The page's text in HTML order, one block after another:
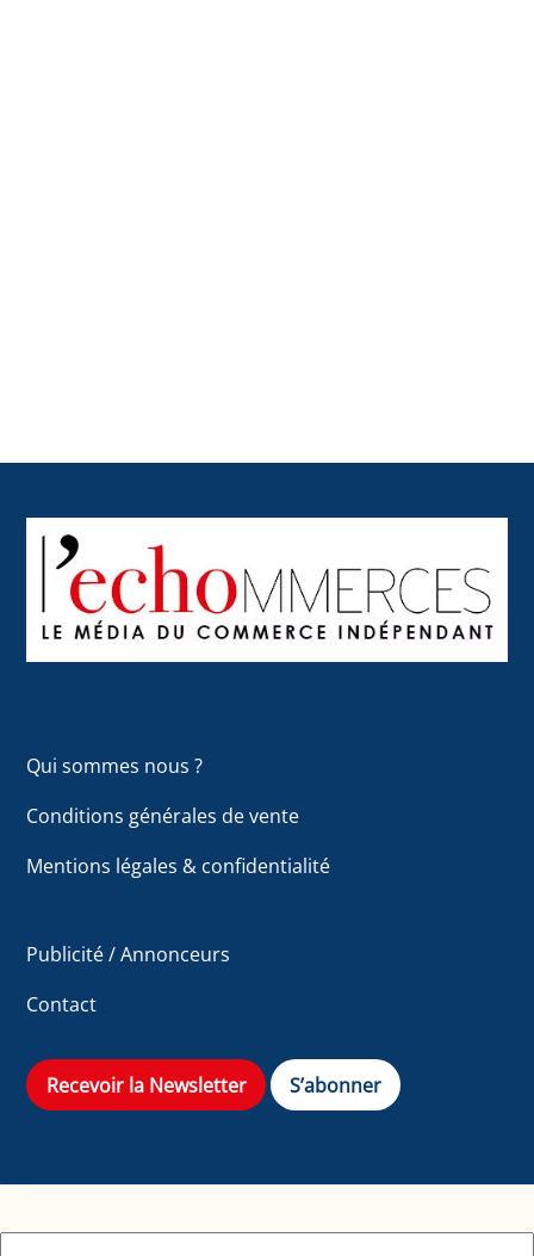
To
Top
Qui sommes nous ?
Conditions générales de vente
Mentions légales & confidentialité
Publicité / Annonceurs
Contact
Recevoir la Newsletter S’abonner